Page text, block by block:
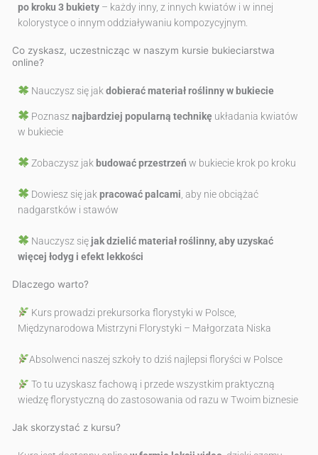
po kroku 3 bukiety – każdy inny, z innych kwiatów i w innej
kolorystyce o innym oddziaływaniu kompozycyjnym.
Co zyskasz, uczestnicząc w naszym kursie bukieciarstwa
online?
Nauczysz się jak dobierać materiał roślinny w bukiecie
Poznasz najbardziej popularną technikę układania kwiatów
w bukiecie
Zobaczysz jak budować przestrzeń w bukiecie krok po kroku
Dowiesz się jak pracować palcami , aby nie obciążać
nadgarstków i stawów
Nauczysz się jak dzielić materiał roślinny, aby uzyskać
więcej łodyg i efekt lekkości
Dlaczego warto?
Kurs prowadzi prekursorka florystyki w Polsce,
Międzynarodowa Mistrzyni Florystyki – Małgorzata Niska
Absolwenci naszej szkoły to dziś najlepsi floryści w Polsce
To tu uzyskasz fachową i przede wszystkim praktyczną
wiedzę florystyczną do zastosowania od razu w Twoim biznesie
Jak skorzystać z kursu?